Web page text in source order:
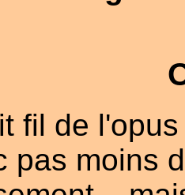
fil de
pas moins